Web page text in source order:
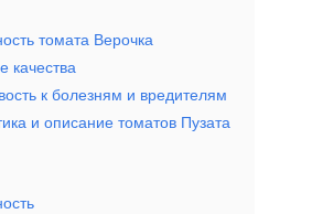
томата Верочка
качества
к болезням и вредителям
и описание томатов Пузата